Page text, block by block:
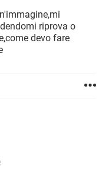
10
riprova o
devo fare